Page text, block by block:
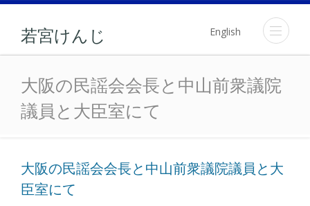
若宮けんじ English
大阪の民謡会会長と中山
大阪の民謡会会長と中山前衆議院
議員と大臣室にて
大阪の民謡会会長と中山前衆議院議員と大
臣室にて